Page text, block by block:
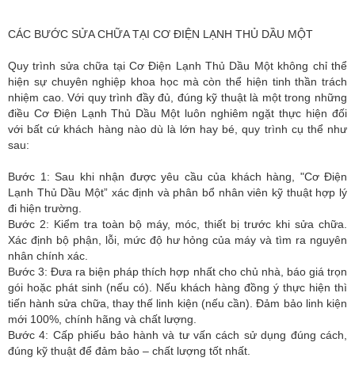
CÁC BƯỚC SỬA CHỮA TẠI CƠ ĐIỆN LẠNH THỦ DẦU MỘT
Quy trình sửa chữa tại Cơ Điện Lạnh Thủ Dầu Một không chỉ thể
hiện sự chuyên nghiệp khoa học mà còn thể hiện tinh thần trách
nhiệm cao. Với quy trình đầy đủ, đúng kỹ thuật là một trong những
điều Cơ Điện Lạnh Thủ Dầu Một luôn nghiêm ngặt thực hiện đối
với bất cứ khách hàng nào dù là lớn hay bé, quy trình cụ thể như
sau:
Bước 1: Sau khi nhận được yêu cầu của khách hàng, "Cơ Điện
Lạnh Thủ Dầu Một” xác định và phân bổ nhân viên kỹ thuật hợp lý
đi hiện trường.
Bước 2: Kiểm tra toàn bộ máy, móc, thiết bị trước khi sửa chữa.
Xác định bộ phận, lỗi, mức độ hư hỏng của máy và tìm ra nguyên
nhân chính xác.
Bước 3: Đưa ra biện pháp thích hợp nhất cho chủ nhà, báo giá trọn
gói hoặc phát sinh (nếu có). Nếu khách hàng đồng ý thực hiện thì
tiến hành sửa chữa, thay thế linh kiện (nếu cần). Đảm bảo linh kiện
mới 100%, chính hãng và chất lượng.
Bước 4: Cấp phiếu bảo hành và tư vấn cách sử dụng đúng cách,
đúng kỹ thuật để đảm bảo – chất lượng tốt nhất.